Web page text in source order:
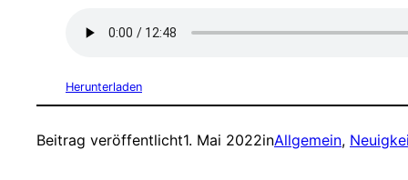
Herunterladen
Beitrag veröffentlicht1. Mai 2022inAllgemein,